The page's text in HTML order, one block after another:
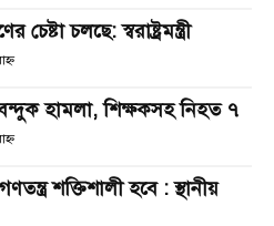
চলছে: স্বরাষ্ট্রমন্ত্রী
বন্দুক হামলা, শিক্ষকসহ নিহত ৭
শক্তিশালী হবে : স্থানীয়